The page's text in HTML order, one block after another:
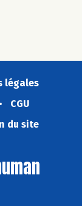
légales
CGU
du site